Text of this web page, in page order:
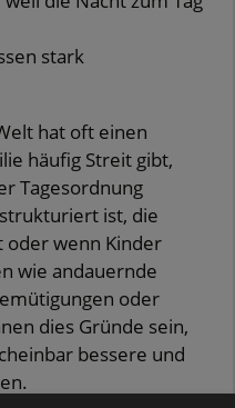
stark
hat oft einen
häufig Streit gibt,
Tagesordnung
ist, die
oder wenn Kinder
wie andauernde
oder
dies Gründe sein,
bessere und